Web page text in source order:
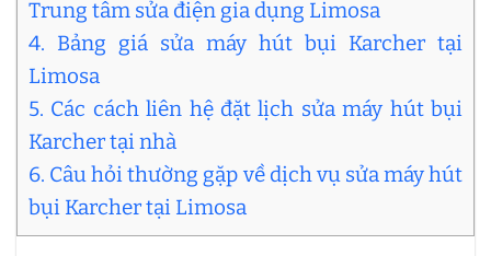
Trung tâm sửa điện gia dụng Limosa
4. Bảng giá sửa máy hút bụi Karcher tại
Limosa
5. Các cách liên hệ đặt lịch sửa máy hút bụi
Karcher tại nhà
6. Câu hỏi thường gặp về dịch vụ sửa máy hút
bụi Karcher tại Limosa